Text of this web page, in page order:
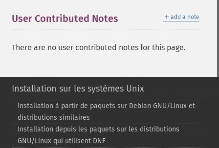
＋ add a note
User Contributed Notes
There are no user contributed notes for this page.
Installation sur les systèmes Unix
Installation à partir de paquets sur Debian GNU/Linux et
distributions similaires
Installation depuis les paquets sur les distributions
GNU/Linux qui utilisent DNF